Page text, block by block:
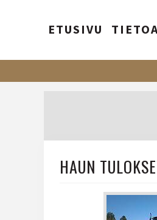
ETUSIVU
HAUN